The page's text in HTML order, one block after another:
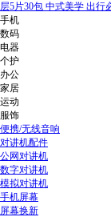
层5片30包 中式美学 出行
手机
数码
电器
个护
办公
家居
运动
服饰
便携/无线音响
对讲机配件
公网对讲机
数字对讲机
模拟对讲机
手机屏幕
屏幕换新